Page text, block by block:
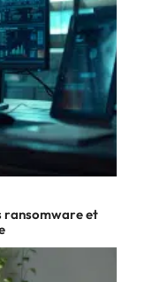
ransomware et